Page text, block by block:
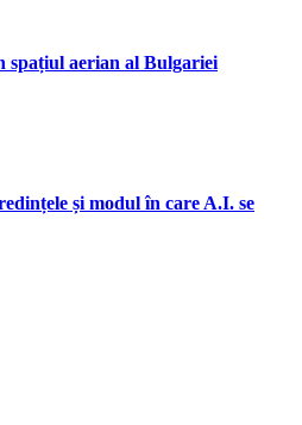
spațiul aerian al Bulgariei
și modul în care A.I. se